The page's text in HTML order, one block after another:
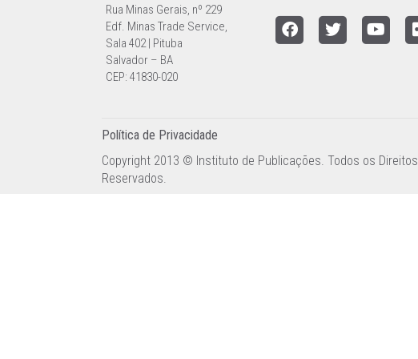
Rua Minas Gerais, nº 229
Edf. Minas Trade Service,
Sala 402 | Pituba
Salvador – BA
CEP: 41830-020
Política de Privacidade
Copyright 2013 © Instituto de Publicações. Todos os Direitos
Reservados.